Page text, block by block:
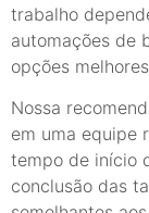
trabalho
automações de
opções
Nossa
em uma equipe
tempo de início
conclusão das